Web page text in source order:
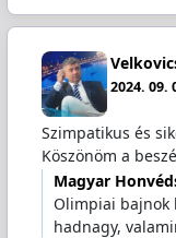
2024. 09.
Szimpatikus és
Köszönöm a
Magyar
Olimpiai bajnok
hadnagy,